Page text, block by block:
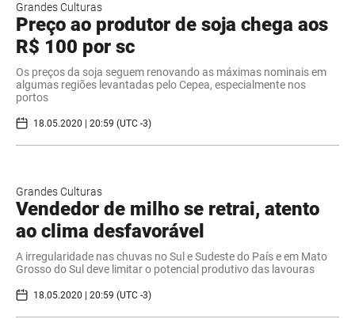
Grandes Culturas
Preço ao produtor de soja chega aos
R$ 100 por sc
Os preços da soja seguem renovando as máximas nominais em
algumas regiões levantadas pelo Cepea, especialmente nos
portos
18.05.2020 | 20:59 (UTC -3)
Grandes Culturas
Vendedor de milho se retrai, atento
ao clima desfavorável
A irregularidade nas chuvas no Sul e Sudeste do País e em Mato
Grosso do Sul deve limitar o potencial produtivo das lavouras
18.05.2020 | 20:59 (UTC -3)